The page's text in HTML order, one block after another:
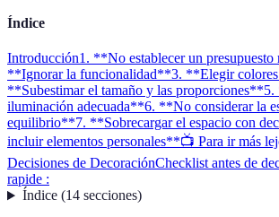
Índice
Introducción1. **No establecer un presupuesto
**Ignorar la funcionalidad**3. **Elegir
**Subestimar el tamaño y las proporciones**5.
iluminación adecuada**6. **No considerar la
equilibrio**7. **Sobrecargar el espacio con
incluir elementos personales**📺 Para ir más
Decisiones de DecoraciónChecklist antes de
rapide :
Índice(14 secciones)